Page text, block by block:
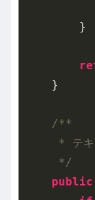
        }
    }
/**
* テキ
     */
public